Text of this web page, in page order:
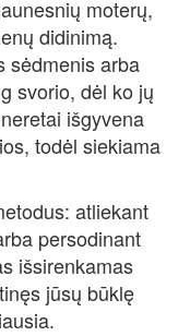
moterų,
didinimą.
sėdmenis arba
svorio, dėl ko jų
išgyvena
todėl siekiama
atliekant
persodinant
išsirenkamas
jūsų būklę